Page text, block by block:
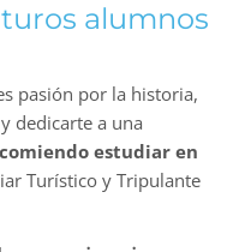
alumnos
pasión por la historia,
dedicarte a una
estudiar en
Turístico y Tripulante